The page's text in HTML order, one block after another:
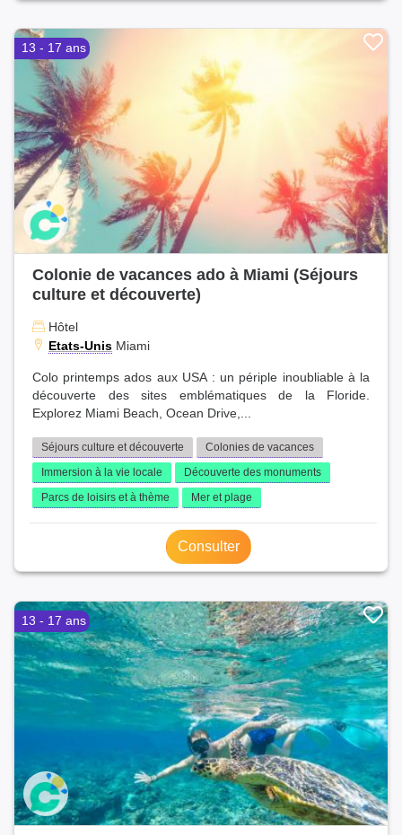
13 - 17 ans
Colonie de vacances ado à Miami (Séjours
culture et découverte)
Hôtel
Etats-Unis Miami
Colo printemps ados aux USA : un périple inoubliable à la
découverte des sites emblématiques de la Floride.
Explorez Miami Beach, Ocean Drive,...
Séjours culture et découverte
Colonies de vacances
Immersion à la vie locale
Découverte des monuments
Parcs de loisirs et à thème
Mer et plage
Consulter
13 - 17 ans